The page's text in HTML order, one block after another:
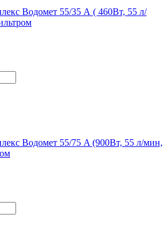
Водомет 55/35 А ( 460Вт, 55 л/
Водомет 55/75 A (900Вт, 55 л/мин,